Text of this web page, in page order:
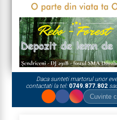
Daca sunteti martorul unor
contactati la tel: 0749.877.802